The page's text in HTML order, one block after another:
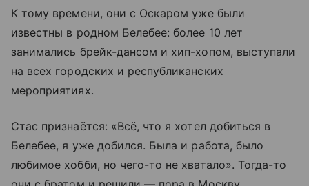
К тому времени, они с Оскаром уже были
известны в родном Белебее: более 10 лет
занимались брейк-дансом и хип-хопом, выступали
на всех городских и республиканских
мероприятиях.
Стас признаётся: «Всё, что я хотел добиться в
Белебее, я уже добился. Была и работа, было
любимое хобби, но чего-то не хватало». Тогда-то